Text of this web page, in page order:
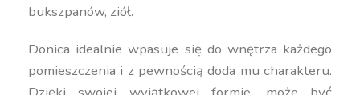
bukszpanów, ziół.
Donica idealnie wpasuje się do wnętrza każdego
pomieszczenia i z pewnością doda mu charakteru.